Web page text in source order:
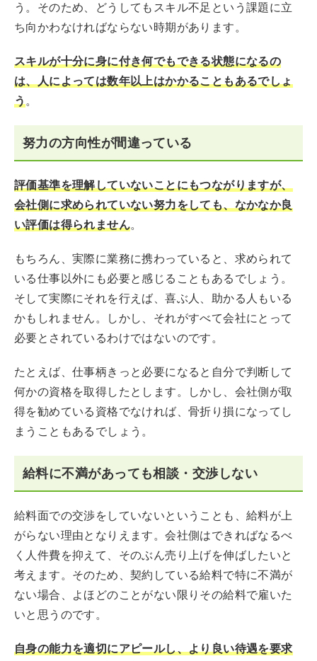
う。そのため、どうしてもスキル不足という課題に立
ち向かわなければならない時期があります。
スキルが十分に身に付き何でもできる状態になるの
は、人によっては数年以上はかかることもあるでしょ
う。
努力の方向性が間違っている
評価基準を理解していないことにもつながりますが、
会社側に求められていない努力をしても、なかなか良
い評価は得られません。
もちろん、実際に業務に携わっていると、求められて
いる仕事以外にも必要と感じることもあるでしょう。
そして実際にそれを行えば、喜ぶ人、助かる人もいる
かもしれません。しかし、それがすべて会社にとって
必要とされているわけではないのです。
たとえば、仕事柄きっと必要になると自分で判断して
何かの資格を取得したとします。しかし、会社側が取
得を勧めている資格でなければ、骨折り損になってし
まうこともあるでしょう。
給料に不満があっても相談・交渉しない
給料面での交渉をしていないということも、給料が上
がらない理由となりえます。会社側はできればなるべ
く人件費を抑えて、そのぶん売り上げを伸ばしたいと
考えます。そのため、契約している給料で特に不満が
ない場合、よほどのことがない限りその給料で雇いた
いと思うのです。
自身の能力を適切にアピールし、より良い待遇を要求